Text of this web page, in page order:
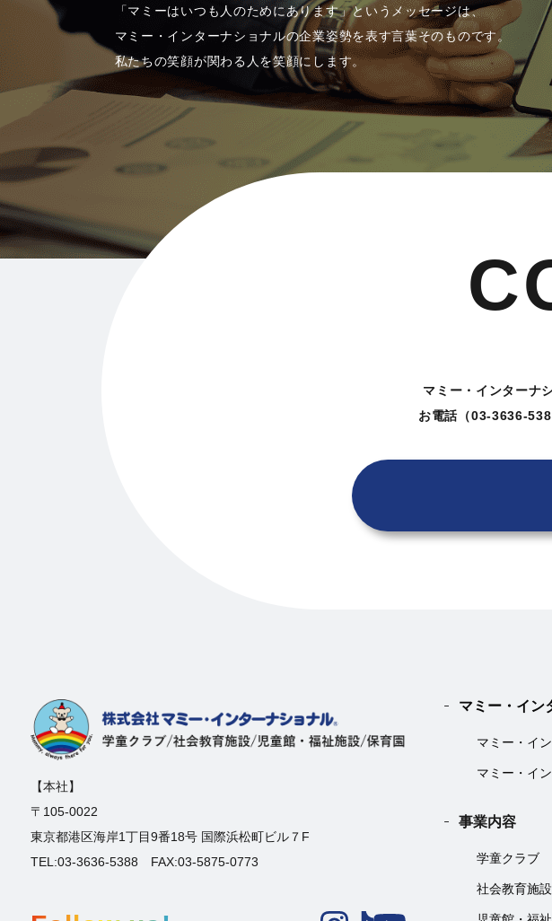
「マミーはいつも人のためにあります」というメッセージは、
マミー・インターナショナルの企業姿勢を表す言葉そのものです。
私たちの笑顔が関わる人を笑顔にします。
マミー・インターナ
お電話（03-3636-
【本社】
〒105-0022
東京都港区海岸1丁目9番18号 国際浜松町ビル７F
TEL:03-3636-5388 FAX:03-5875-0773
マミー・イン
マミー・イ
マミー・イ
事業内容
学童クラブ
社会教育施設